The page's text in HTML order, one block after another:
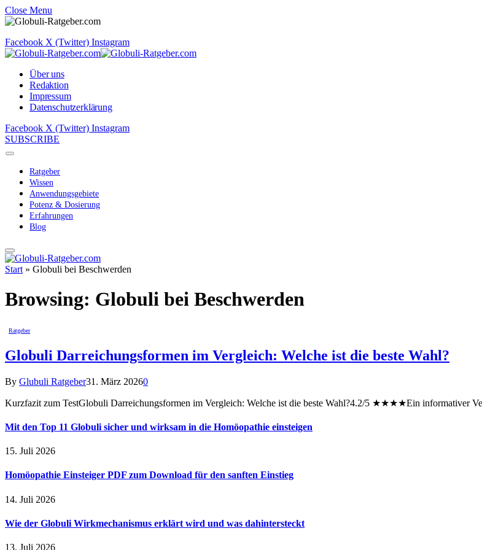
Close Menu
Facebook X (Twitter) Instagram
Über uns
Redaktion
Impressum
Datenschutzerklärung
Facebook X (Twitter) Instagram
SUBSCRIBE
Ratgeber
Wissen
Anwendungsgebiete
Potenz & Dosierung
Erfahrungen
Blog
Start » Globuli bei Beschwerden
Browsing: Globuli bei Beschwerden
Ratgeber
Globuli Darreichungsformen im Vergleich: Welche ist die beste Wahl?
By Glubuli Ratgeber31. März 20260
Kurzfazit zum TestGlobuli Darreichungsformen im Vergleich: Welche ist die beste Wahl?4.2/5 ★★★★Ein informativer
Mit den Top 11 Globuli sicher und wirksam in die Homöopathie einsteigen
15. Juli 2026
Homöopathie Einsteiger PDF zum Download für den sanften Einstieg
14. Juli 2026
Wie der Globuli Wirkmechanismus erklärt wird und was dahintersteckt
13. Juli 2026